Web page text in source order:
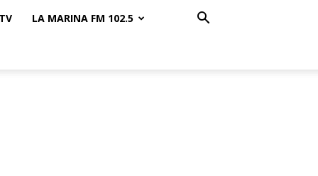
LA MARINA FM 102.5